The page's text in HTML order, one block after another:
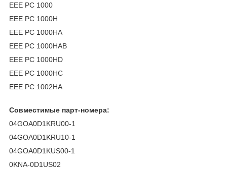
EEE PC 1000
EEE PC 1000H
EEE PC 1000HA
EEE PC 1000HAB
EEE PC 1000HD
EEE PC 1000HC
EEE PC 1002HA
Совместимые парт-номера:
04GOA0D1KRU00-1
04GOA0D1KRU10-1
04GOA0D1KUS00-1
0KNA-0D1US02